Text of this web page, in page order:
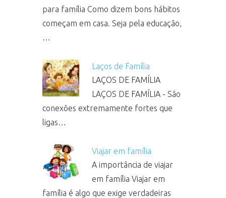
para família Como dizem bons hábitos
começam em casa. Seja pela educação,
…
Laços de Família
LAÇOS DE FAMÍLIA
LAÇOS DE FAMÍLIA - São
conexões extremamente fortes que
ligas…
Viajar em família
A importância de viajar
em família Viajar em
família é algo que exige verdadeiras